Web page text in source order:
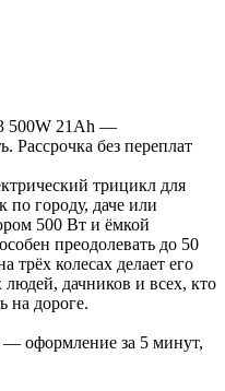
500W 21Ah —
Рассрочка без переплат
трицикл для
по городу, даче или
500 Вт и ёмкой
преодолевать до 50
трёх колесах делает его
дачников и всех, кто
на дороге.
— оформление за 5 минут,